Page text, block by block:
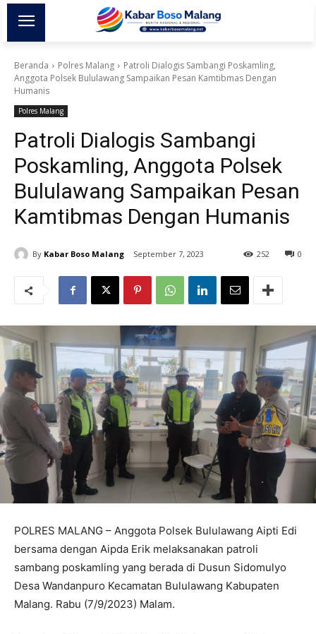
Beranda Polres Malang
Patroli Dialogis Sambangi Poskamling,
Anggota Polsek Bululawang Sampaikan Pesan Kamtibmas Dengan
Humanis
Polres Malang
Patroli Dialogis Sambangi
Poskamling, Anggota Polsek
Bululawang Sampaikan Pesan
Kamtibmas Dengan Humanis
By Kabar Boso Malang September 7, 2023 0
252
POLRES MALANG – Anggota Polsek Bululawang Aipti Edi
bersama dengan Aipda Erik melaksanakan patroli
sambang poskamling yang berada di Dusun Sidomulyo
Desa Wandanpuro Kecamatan Bululawang Kabupaten
Malang. Rabu (7/9/2023) Malam.